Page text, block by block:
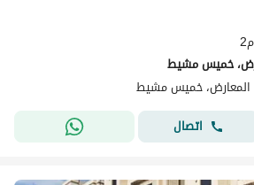
خميس مشيط
خميس مشيط
اتصال